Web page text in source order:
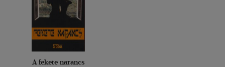
A fekete narancs